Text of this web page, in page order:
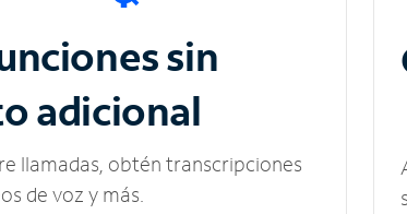
sin
adicional
llamadas, obtén transcripciones
de voz y más.